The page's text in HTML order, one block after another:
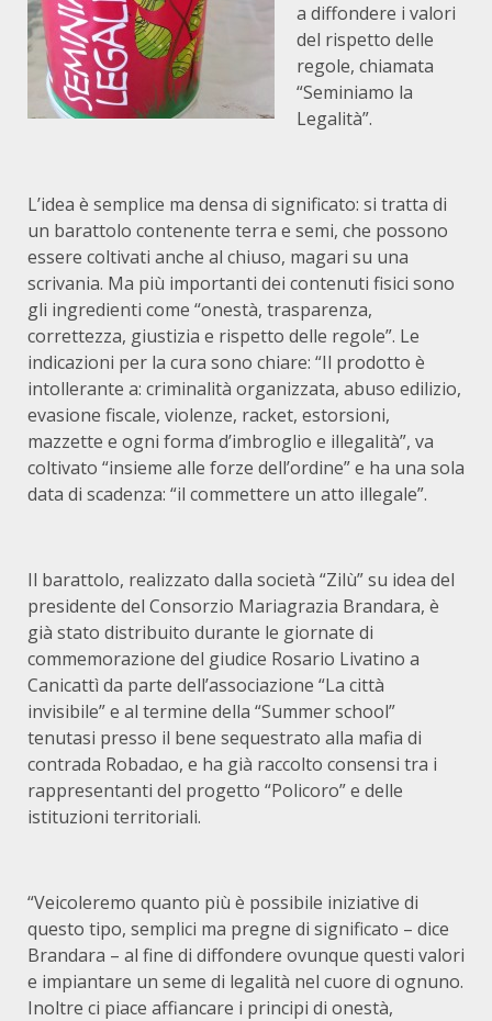
a diffondere i valori
del rispetto delle
regole, chiamata
“Seminiamo la
Legalità”.
L’idea è semplice ma densa di significato: si tratta di
un barattolo contenente terra e semi, che possono
essere coltivati anche al chiuso, magari su una
scrivania. Ma più importanti dei contenuti fisici sono
gli ingredienti come “onestà, trasparenza,
correttezza, giustizia e rispetto delle regole”. Le
indicazioni per la cura sono chiare: “Il prodotto è
intollerante a: criminalità organizzata, abuso edilizio,
evasione fiscale, violenze, racket, estorsioni,
mazzette e ogni forma d’imbroglio e illegalità”, va
coltivato “insieme alle forze dell’ordine” e ha una sola
data di scadenza: “il commettere un atto illegale”.
Il barattolo, realizzato dalla società “Zilù” su idea del
presidente del Consorzio Mariagrazia Brandara, è
già stato distribuito durante le giornate di
commemorazione del giudice Rosario Livatino a
Canicattì da parte dell’associazione “La città
invisibile” e al termine della “Summer school”
tenutasi presso il bene sequestrato alla mafia di
contrada Robadao, e ha già raccolto consensi tra i
rappresentanti del progetto “Policoro” e delle
istituzioni territoriali.
“Veicoleremo quanto più è possibile iniziative di
questo tipo, semplici ma pregne di significato – dice
Brandara – al fine di diffondere ovunque questi valori
e impiantare un seme di legalità nel cuore di ognuno.
Inoltre ci piace affiancare i principi di onestà,